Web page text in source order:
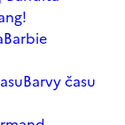
Barbie
Barvy času